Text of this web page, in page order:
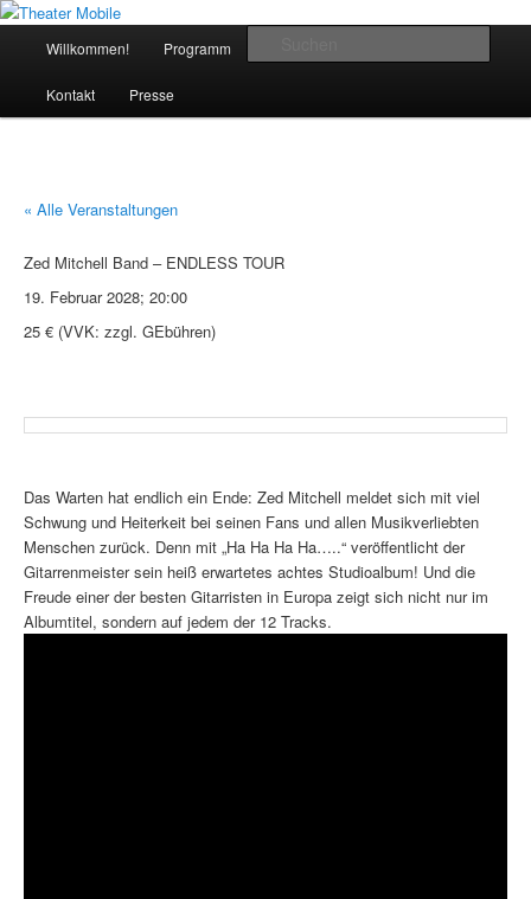
Zum
wechseln
Theater Mobile
Das schoenste Theater an der Bergstrasse
Willkommen! Programm
Kontakt Presse
« Alle Veranstaltungen
Zed Mitchell Band – ENDLESS TOUR
19. Februar 2028; 20:00
25 € (VVK: zzgl. GEbühren)
Das Warten hat endlich ein Ende: Zed Mitchell meldet sich mit viel
Schwung und Heiterkeit bei seinen Fans und allen Musikverliebten
Menschen zurück. Denn mit „Ha Ha Ha Ha…..“ veröffentlicht der
Gitarrenmeister sein heiß erwartetes achtes Studioalbum! Und die
Freude einer der besten Gitarristen in Europa zeigt sich nicht nur im
Albumtitel, sondern auf jedem der 12 Tracks.